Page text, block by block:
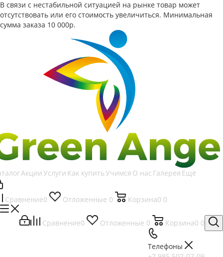
В связи с нестабильной ситуацией на рынке товар может
отсутствовать или его стоимость увеличиться. Минимальная
сумма заказа 10 000р.
АкцииУслуги Как купитьУчимся О нас Галерея Ещё
Сравнение0 Отложенные 0 Корзина0 0
Сравнение0 Отложенные 0 Корзина0 0
Телефоны